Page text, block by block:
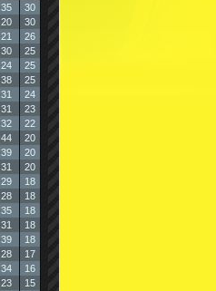
30
30
26
25
25
25
24
23
22
20
20
20
18
18
18
18
18
17
16
15